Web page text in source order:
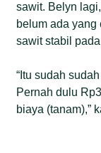
sawit. Belyn
belum ada yang
sawit stabil
“Itu sudah
Pernah dulu
biaya (tanam),”